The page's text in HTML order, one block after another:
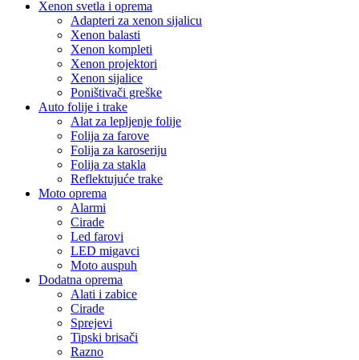
Xenon svetla i oprema
Adapteri za xenon sijalicu
Xenon balasti
Xenon kompleti
Xenon projektori
Xenon sijalice
Poništivači greške
Auto folije i trake
Alat za lepljenje folije
Folija za farove
Folija za karoseriju
Folija za stakla
Reflektujuće trake
Moto oprema
Alarmi
Cirade
Led farovi
LED migavci
Moto auspuh
Dodatna oprema
Alati i zabice
Cirade
Sprejevi
Tipski brisači
Razno